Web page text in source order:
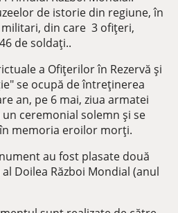
​​de istorie din regiune, în
din care 3 ofițeri,
de soldați..
a Ofițerilor în Rezervă și
se ocupă de întreținerea
an, pe 6 mai, ziua armatei
ceremonial solemn și se
memoria eroilor morți.
au fost plasate două
Doilea Război Mondial (anul